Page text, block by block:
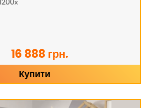
16 888 грн.
Купити